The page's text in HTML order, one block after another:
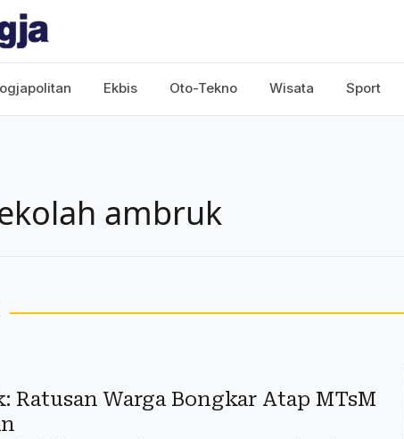
Ekbis Oto-Tekno Wisata Sport
ambruk
Ratusan Warga Bongkar Atap MTsM